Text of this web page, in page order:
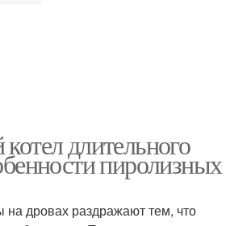
длительного
пиролизных
дровах раздражают тем, что